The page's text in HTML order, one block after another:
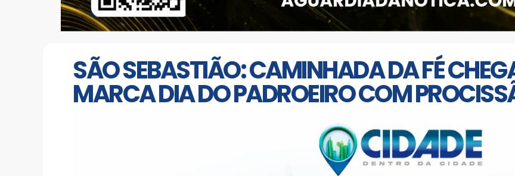
SÃO SEBASTIÃO: CAMINHADA DA FÉ
MARCA DIA DO PADROEIRO COM